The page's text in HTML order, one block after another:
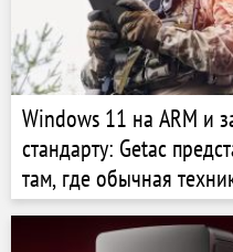
Windows 11 на ARM и
стандарту: Getac
там, где обычная